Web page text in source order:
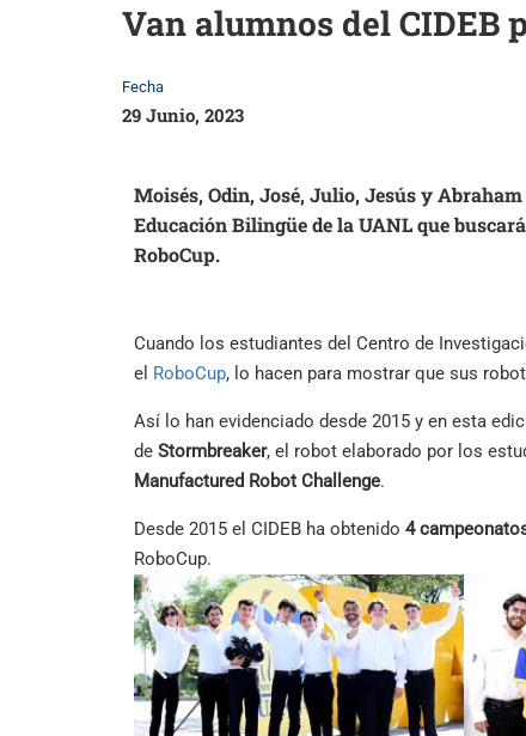
Van alumnos del CIDEB
Fecha
29 Junio, 2023
Moisés, Odin, José, Julio, Jesús y
Educación Bilingüe de la UANL que
RoboCup.
Cuando los estudiantes del Centro de
el RoboCup, lo hacen para mostrar que sus
Así lo han evidenciado desde 2015 y en esta
de Stormbreaker, el robot elaborado por los
Manufactured Robot Challenge.
Desde 2015 el CIDEB ha obtenido 4
RoboCup.